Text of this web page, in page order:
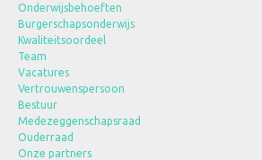
Onderwijsbehoeften
Burgerschapsonderwijs
Kwaliteitsoordeel
Team
Vacatures
Vertrouwenspersoon
Bestuur
Medezeggenschapsraad
Ouderraad
Onze partners